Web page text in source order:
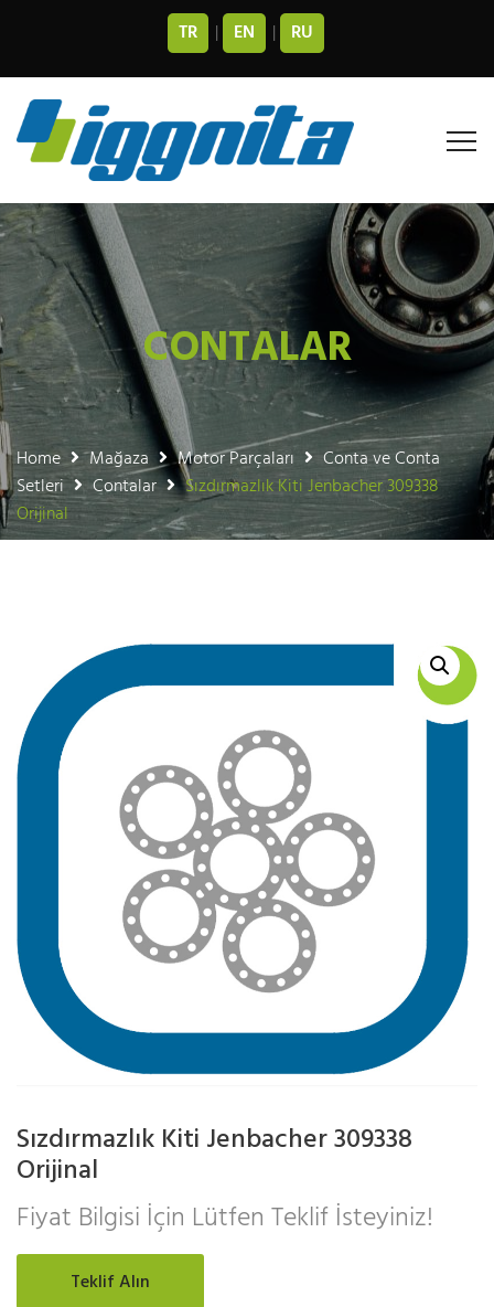
TR | EN | RU
CONTALAR
Home Mağaza Motor Parçaları
Conta ve Conta
Setleri
Contalar
Sızdırmazlık Kiti Jenbacher 309338
Orijinal
Sızdırmazlık Kiti Jenbacher 309338
Orijinal
Fiyat Bilgisi İçin Lütfen Teklif İsteyiniz!
Teklif Alın